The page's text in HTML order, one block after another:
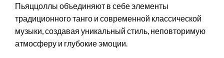
Пьяццоллы объединяют в себе элементы
традиционного танго и современной классической
музыки, создавая уникальный стиль, неповторимую
атмосферу и глубокие эмоции.